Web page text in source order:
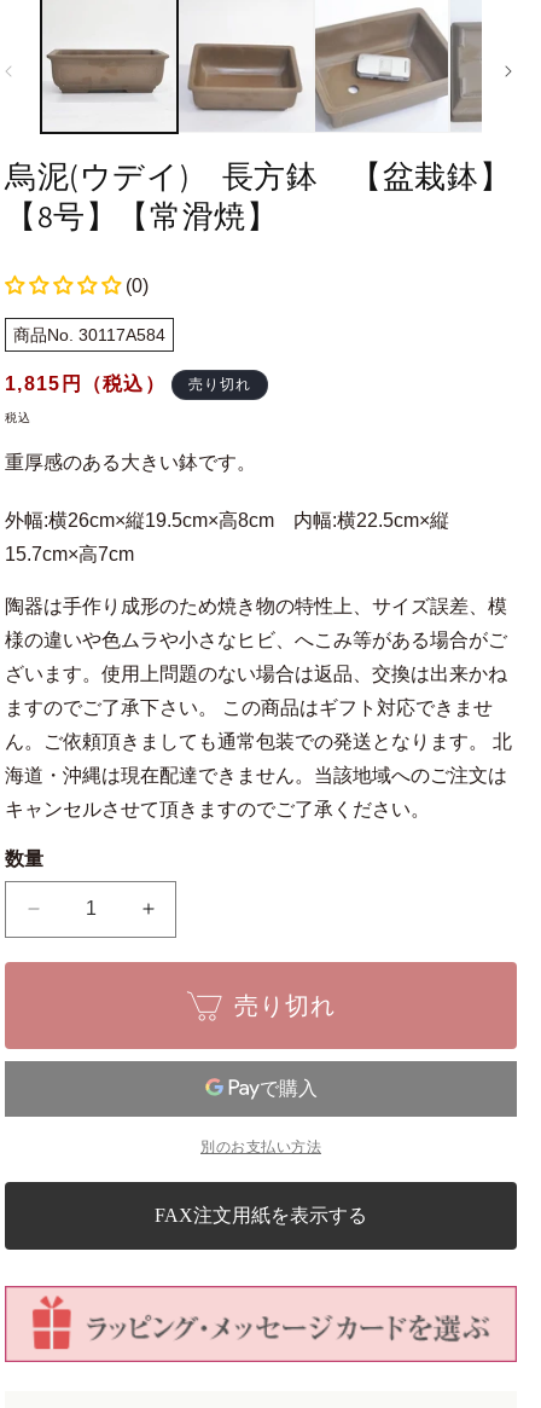
烏泥(ウデイ) 長方鉢 【盆栽鉢】
【8号】【常滑焼】
(0)
商品No. 30117A584
通
常
格
1,815 円（税込） 売り切れ
税込
重厚感のある大きい鉢です。
外幅:横26cm×縦19.5cm×高8cm 内幅:横22.5cm×縦
15.7cm×高7cm
陶器は手作り成形のため焼き物の特性上、サイズ誤差、模
様の違いや色ムラや小さなヒビ、へこみ等がある場合がご
ざいます。使用上問題のない場合は返品、交換は出来かね
ますのでご了承下さい。 この商品はギフト対応できませ
ん。ご依頼頂きましても通常包装での発送となります。 北
海道・沖縄は現在配達できません。当該地域へのご注文は
キャンセルさせて頂きますのでご了承ください。
数量
長
鉢
栽
【常
滑
焼】
烏
長
鉢
栽
鉢】
滑
焼】
売り切れ
別のお支払い方法
FAX注文用紙を表示する